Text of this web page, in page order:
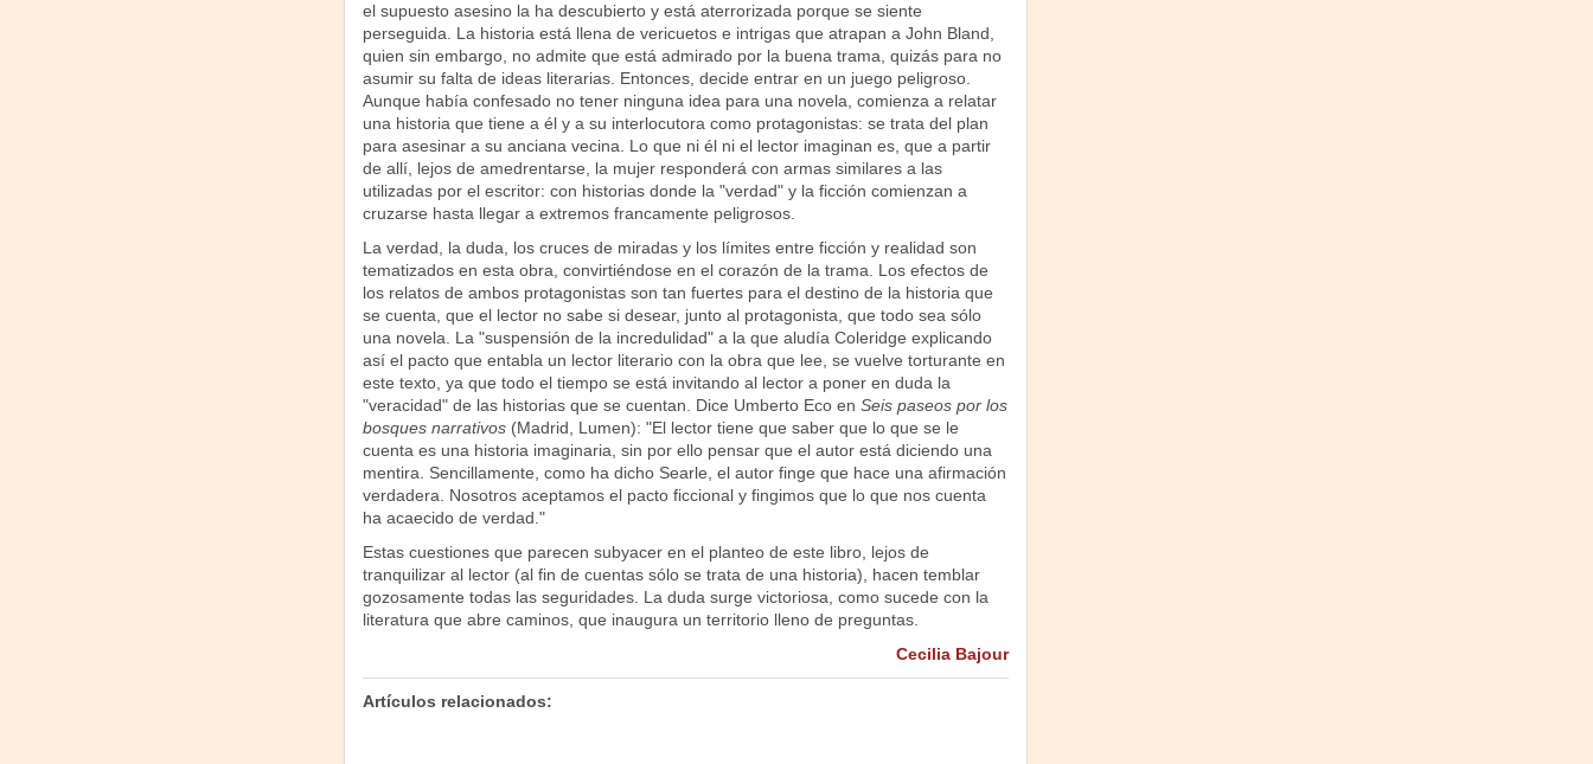
el supuesto asesino la ha descubierto y está aterrorizada porque se siente
perseguida. La historia está llena de vericuetos e intrigas que atrapan a John Bland,
quien sin embargo, no admite que está admirado por la buena trama, quizás para no
asumir su falta de ideas literarias. Entonces, decide entrar en un juego peligroso.
Aunque había confesado no tener ninguna idea para una novela, comienza a relatar
una historia que tiene a él y a su interlocutora como protagonistas: se trata del plan
para asesinar a su anciana vecina. Lo que ni él ni el lector imaginan es, que a partir
de allí, lejos de amedrentarse, la mujer responderá con armas similares a las
utilizadas por el escritor: con historias donde la "verdad" y la ficción comienzan a
cruzarse hasta llegar a extremos francamente peligrosos.
La verdad, la duda, los cruces de miradas y los límites entre ficción y realidad son
tematizados en esta obra, convirtiéndose en el corazón de la trama. Los efectos de
los relatos de ambos protagonistas son tan fuertes para el destino de la historia que
se cuenta, que el lector no sabe si desear, junto al protagonista, que todo sea sólo
una novela. La "suspensión de la incredulidad" a la que aludía Coleridge explicando
así el pacto que entabla un lector literario con la obra que lee, se vuelve torturante en
este texto, ya que todo el tiempo se está invitando al lector a poner en duda la
"veracidad" de las historias que se cuentan. Dice Umberto Eco en Seis paseos por los
bosques narrativos (Madrid, Lumen): "El lector tiene que saber que lo que se le
cuenta es una historia imaginaria, sin por ello pensar que el autor está diciendo una
mentira. Sencillamente, como ha dicho Searle, el autor finge que hace una afirmación
verdadera. Nosotros aceptamos el pacto ficcional y fingimos que lo que nos cuenta
ha acaecido de verdad."
Estas cuestiones que parecen subyacer en el planteo de este libro, lejos de
tranquilizar al lector (al fin de cuentas sólo se trata de una historia), hacen temblar
gozosamente todas las seguridades. La duda surge victoriosa, como sucede con la
literatura que abre caminos, que inaugura un territorio lleno de preguntas.
Cecilia Bajour
Artículos relacionados: